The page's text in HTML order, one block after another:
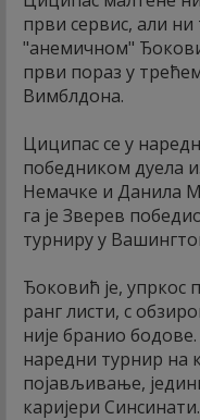
први сервис, али
"анемичном"
први пораз у
Вимблдона.
Циципас се у
победником дуела
Немачке и Данила
га је Зверев
турниру у
Ђоковић је, упркос
ранг листи, с
није бранио
наредни турнир на
појављивање,
каријери Синсинати.